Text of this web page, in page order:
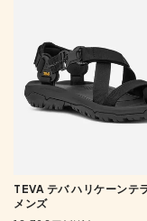
TEVA テバ ハリケーンテ
メンズ